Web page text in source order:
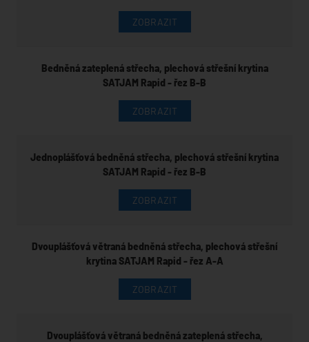
ZOBRAZIT
Bedněná zateplená střecha, plechová střešní krytina
SATJAM Rapid - řez B-B
ZOBRAZIT
Jednoplášťová bedněná střecha, plechová střešní krytina
SATJAM Rapid - řez B-B
ZOBRAZIT
Dvouplášťová větraná bedněná střecha, plechová střešní
krytina SATJAM Rapid - řez A-A
ZOBRAZIT
Dvouplášťová větraná bedněná zateplená střecha,